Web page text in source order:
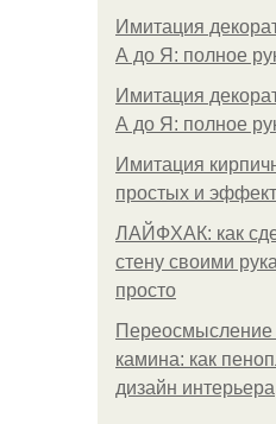
Имитация
А до Я: полное
Имитация
А до Я: полное
Имитация
простых и
ЛАЙФХАК: как
стену своими
просто
камина: как
дизайн интерьера